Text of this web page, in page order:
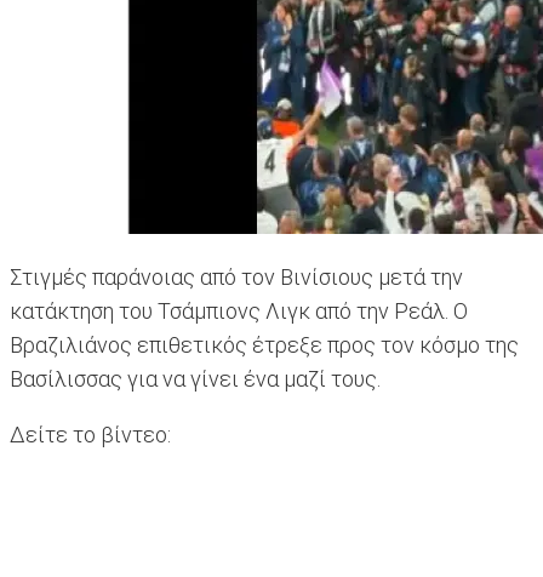
Στιγμές παράνοιας από τον Βινίσιους μετά την
κατάκτηση του Τσάμπιονς Λιγκ από την Ρεάλ. Ο
Βραζιλιάνος επιθετικός έτρεξε προς τον κόσμο της
Βασίλισσας για να γίνει ένα μαζί τους.
Δείτε το βίντεο: